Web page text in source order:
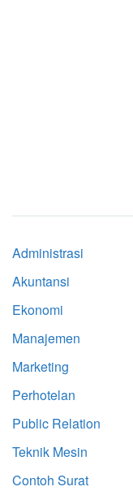
Administrasi
Akuntansi
Ekonomi
Manajemen
Marketing
Perhotelan
Public Relation
Teknik Mesin
Contoh Surat